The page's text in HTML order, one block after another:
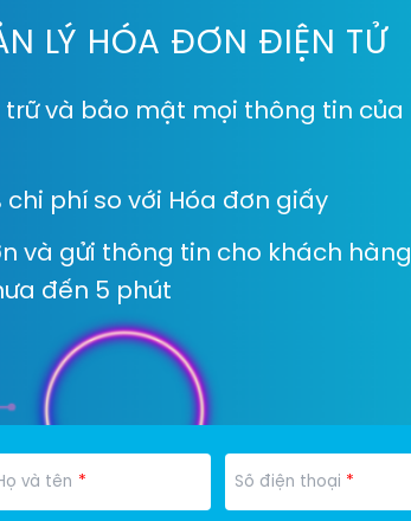
LÝ HÓA ĐƠN ĐIỆN TỬ
trữ và bảo mật mọi thông tin của
chi phí so với Hóa đơn giấy
và gửi thông tin cho khách hàng
đến 5 phút
* *